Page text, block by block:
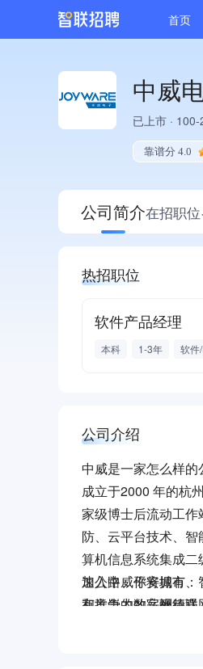
首页
中威
已上市 · 100-
靠谱分 4.0
公司简介在招职位
热招职位
软件产品经理
本科 1-3年 软件
公司介绍
中威是一家怎么样的
成立于2000 年的杭
家级博士后流动工
防、云平台技术、
算机信息系统集成
速公路、平安城市
和推崇的数字视频
加入中威你将拥有：
有竞争力的薪酬待